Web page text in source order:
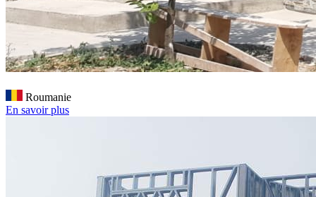
Roumanie
En savoir plus